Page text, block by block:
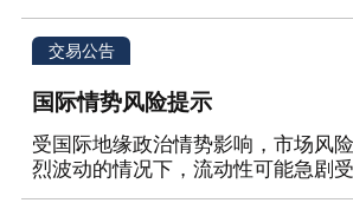
交易公告
国际情势风险提示
受国际地缘政治情势影响，市场风
烈波动的情况下，流动性可能急剧